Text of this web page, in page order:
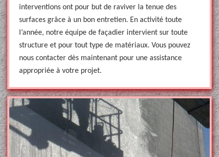
interventions ont pour but de raviver la tenue des
surfaces grâce à un bon entretien. En activité toute
l’année, notre équipe de façadier intervient sur toute
structure et pour tout type de matériaux. Vous pouvez
nous contacter dès maintenant pour une assistance
appropriée à votre projet.